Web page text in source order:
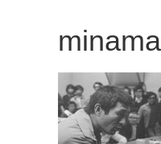
た
映
画
は
こ